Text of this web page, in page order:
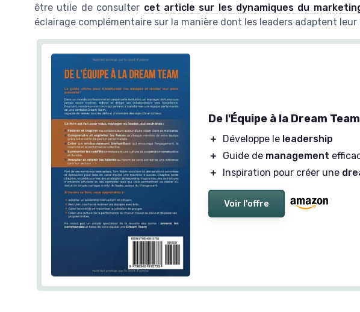
être utile de consulter cet article sur les dynamiques du
éclairage complémentaire sur la manière dont les leaders adaptent
De l'Équipe à la Dream Team
＋ Développe le leadership
＋
Guide de management
＋
Inspiration pour créer une
Voir l'offre